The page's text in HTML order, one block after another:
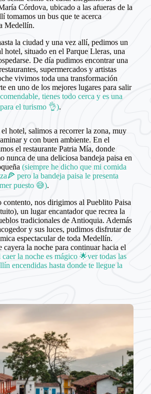
Córdova, ubicado a las afueras de la
tomamos un bus que te acerca
Medellín.
la ciudad y una vez allí, pedimos un
hotel, situado en el Parque Lleras, una
De día pudimos encontrar una
supermercados y artistas
vivimos toda una transformación
en uno de los mejores lugares para salir
tienes todo cerca y es una
el turismo 👌).
hotel, salimos a recorrer la zona, muy
y con buen ambiente. En el
el restaurante Patria Mía, donde
nunca de una deliciosa bandeja paisa en
(siempre he dicho que mi comida
pero la bandeja paisa le presenta
puesto 😅).
contento, nos dirigimos al Pueblito Paisa
un lugar encantador que recrea la
tradicionales de Antioquia. Además
y sus luces, pudimos disfrutar de
espectacular de toda Medellín.
cayera la noche para continuar hacia el
caer la noche es mágico 🌟ver todas las
encendidas hasta donde te llegue la